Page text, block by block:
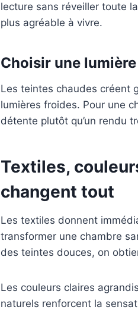
lecture sans réveiller toute
plus agréable à vivre.
Choisir une
Les teintes chaudes créent
lumières froides. Pour une
détente plutôt qu’un rendu
Textiles,
changent tout
Les textiles donnent
transformer une chambre
des teintes douces, on
Les couleurs claires
naturels renforcent la